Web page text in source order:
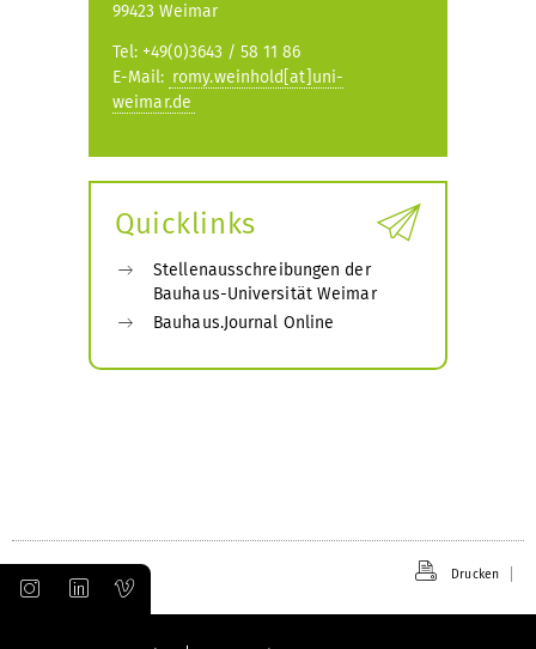
99423 Weimar
Tel: +49(0)3643 / 58 11 86
E-Mail: romy.weinhold[at]uni-
weimar.de
Quicklinks
Stellenausschreibungen der
Bauhaus-Universität Weimar
Bauhaus.Journal Online
Drucken